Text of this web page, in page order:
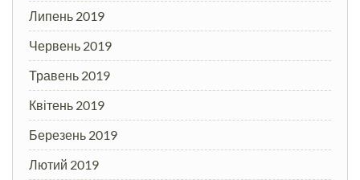
Липень 2019
Червень 2019
Травень 2019
Квітень 2019
Березень 2019
Лютий 2019